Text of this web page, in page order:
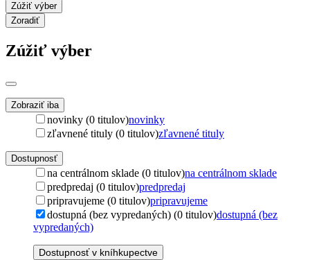
Zúžiť výber
Zoradiť
Zúžiť výber
Zobraziť iba
novinky (0 titulov)novinky
zľavnené tituly (0 titulov)zľavnené tituly
Dostupnosť
na centrálnom sklade (0 titulov)na centrálnom sklade
predpredaj (0 titulov)predpredaj
pripravujeme (0 titulov)pripravujeme
dostupná (bez vypredaných) (0 titulov)dostupná (bez
vypredaných)
Dostupnosť v kníhkupectve